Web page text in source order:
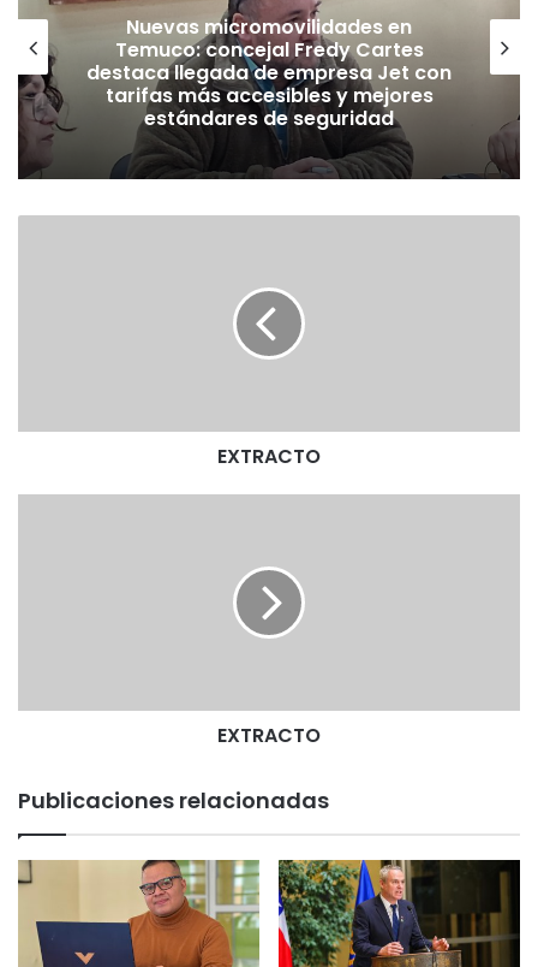
Nuevas micromovilidades en
Temuco: concejal Fredy Cartes
destaca llegada de empresa Jet con
tarifas más accesibles y mejores
estándares de seguridad
EXTRACTO
EXTRACTO
Publicaciones relacionadas